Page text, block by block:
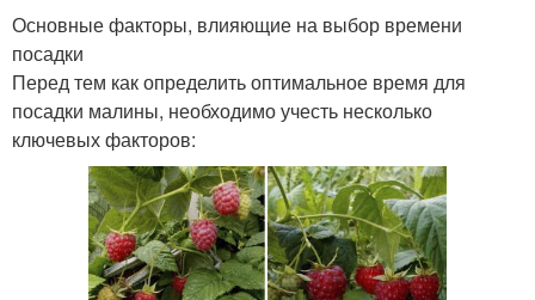
Основные факторы, влияющие на выбор времени
посадки
Перед тем как определить оптимальное время для
посадки малины, необходимо учесть несколько
ключевых факторов: